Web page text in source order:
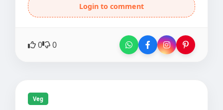
Login to comment
0 0
Veg